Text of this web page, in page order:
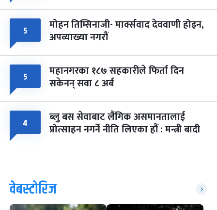
५ मोहन तिम्सिनाजी- मार्क्सवाद देववाणी होइन,
अपव्याख्या नगरौं
५ महानगरका १८७ सहकारीले फिर्ता दिन
सकेनन् सवा ८ अर्ब
४ ब्लु बस सेवाबाट लैंगिक असमानतालाई
प्रोत्साहन नगर्ने नीति लिएका हौं : मन्त्री बादी
वेबस्टोरिज